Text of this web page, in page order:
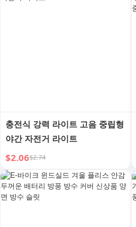
충전식 강력 라이트 고음 중립형
야간 자전거 라이트
$2.06$2.74